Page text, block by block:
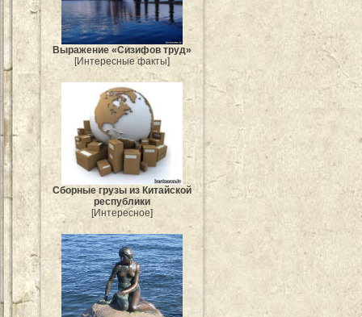
Выражение «Сизифов труд»
[Интересные факты]
Сборные грузы из Китайской
республики
[Интересное]